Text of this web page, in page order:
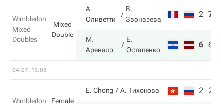
Wimbledon
Mixed
Doubles
Mixed
Double
А.
Оливетти
В.
Звонарева
2 7
М.
Аревало
Е.
Остапенко
6 6
04.07, 13:05
Wimbledon Female
E. Chong А. Тихонова 2 2